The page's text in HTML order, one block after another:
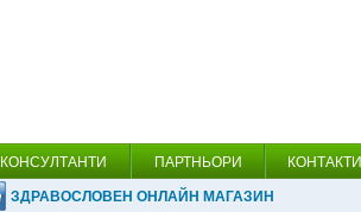
КОНСУЛТАНТИ ПАРТНЬОРИ КОНТАКТИ
ЗДРАВОСЛОВЕН ОНЛАЙН МАГАЗИН